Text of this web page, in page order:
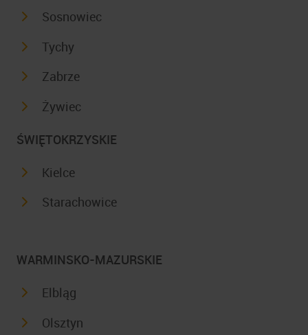
Sosnowiec
Tychy
Zabrze
Żywiec
ŚWIĘTOKRZYSKIE
Kielce
Starachowice
WARMINSKO-MAZURSKIE
Elbląg
Olsztyn